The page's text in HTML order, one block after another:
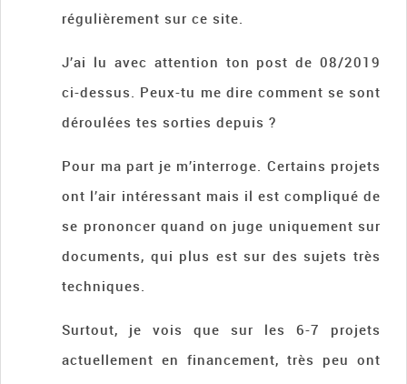
régulièrement sur ce site.
J’ai lu avec attention ton post de 08/2019
ci-dessus. Peux-tu me dire comment se sont
déroulées tes sorties depuis ?
Pour ma part je m’interroge. Certains projets
ont l’air intéressant mais il est compliqué de
se prononcer quand on juge uniquement sur
documents, qui plus est sur des sujets très
techniques.
Surtout, je vois que sur les 6-7 projets
actuellement en financement, très peu ont